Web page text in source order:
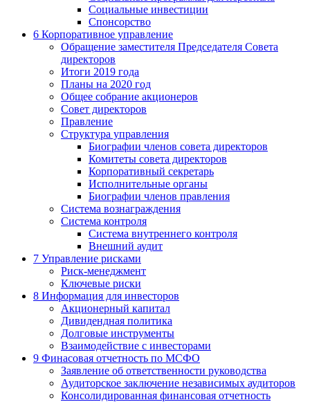
Социальные инвестиции
Спонсорство
6 Корпоративное управление
Обращение заместителя Председателя Совета
директоров
Итоги 2019 года
Планы на 2020 год
Общее собрание акционеров
Совет директоров
Правление
Структура управления
Биографии членов совета директоров
Комитеты совета директоров
Корпоративный секретарь
Исполнительные органы
Биографии членов правления
Система вознаграждения
Система контроля
Система внутреннего контроля
Внешний аудит
7 Управление рисками
Риск-менеджмент
Ключевые риски
8 Информация для инвесторов
Акционерный капитал
Дивидендная политика
Долговые инструменты
Взаимодействие с инвеcторами
9 Финасовая отчетность по МСФО
Заявление об ответственности руководства
Аудиторское заключение независимых аудиторов
Консолидированная финансовая отчетность